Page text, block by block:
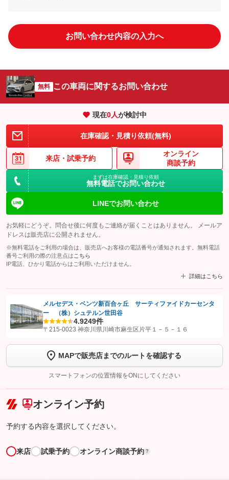
お問い合わせ内容の入力へ
無料 この車両に関するお問い合わせ
現在0人が検討中
在庫確認・見積り依頼(無料)
来店・ 試乗予約
オンライン
商談予約
まずは在庫確認・見積り依頼
無料電話でお問い合わせ
LINEでお問い合わせ
お気軽にどうぞ。問合せ後に何度もご連絡が届くことはありません。 メールア
ドレスは販売店に公開されません。
※無料電話をご利用の場合は、販売店へお客様の電話番号が通知されます。無料電話
番号ご利用の際の注意点は こちら
IP電話、ひかり電話からはご利用いただけません。
詳細はこちら
【STEP1】認証画面でグーネットを友だち追加してから「許可する」ボタンを押
します
【STEP2】 トーク画面で
完了してください。
こちら
メルセデス・ベンツ新百合ヶ丘 サーティファイドカーセンタ
ー （株）シュテルン世田谷
4.9249件
〒215-0023 神奈川県川崎市麻生区片平１－５－１６
MAPで販売店までのルートを確認する
スマートフォンの位置情報をONにしてください
オンライン予約
予約する内容を選択してください。
来店 試乗予約 オンライン商談予約 ?